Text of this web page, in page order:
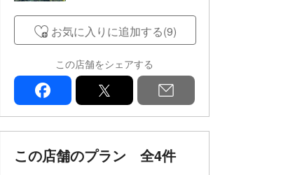
お気に入りに追加する(9)
この店舗をシェアする
facebook
この店舗のプラン 全4件